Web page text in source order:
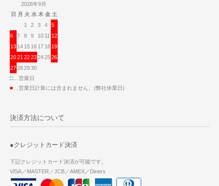
2026年9月
日 月 火 水 木 金 土
1
2 3 4
5
6
7 8 9 10 11 12
13 14 15 16 17 18 19
2021 2223242526
27282930
□…営業日
■ …営業日計算には含まれません。(弊社休業日)
決済方法について
●クレジットカード決済
下記クレジットカード決済が可能です。
VISA／MASTER／JCB／AMEX／Diners